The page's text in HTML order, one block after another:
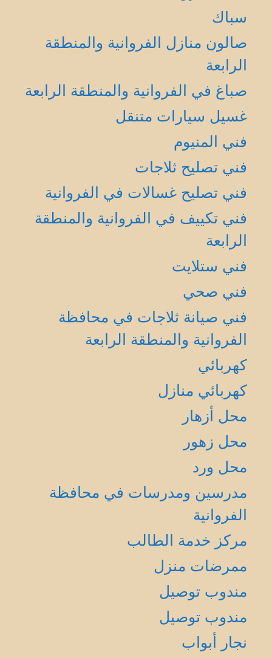
سباك
صالون منازل الفروانية والمنطقة
الرابعة
صباغ في الفروانية والمنطقة الرابعة
غسيل سيارات متنقل
فني المنيوم
فني تصليح ثلاجات
فني تصليح غسالات في الفروانية
فني تكييف في الفروانية والمنطقة
الرابعة
فني ستلايت
فني صحي
فني صيانة ثلاجات في محافظة
الفروانية والمنطقة الرابعة
كهربائي
كهربائي منازل
محل أزهار
محل زهور
محل ورد
مدرسين ومدرسات في محافظة
الفروانية
مركز خدمة الطالب
ممرضات منزل
مندوب توصيل
مندوب توصيل
نجار أبواب